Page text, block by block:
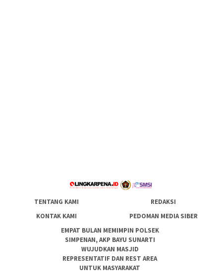
TENTANG KAMI
REDAKSI
KONTAK KAMI
PEDOMAN MEDIA SIBER
EMPAT BULAN MEMIMPIN POLSEK
SIMPENAN, AKP BAYU SUNARTI
WUJUDKAN MASJID
REPRESENTATIF DAN REST AREA
UNTUK MASYARAKAT